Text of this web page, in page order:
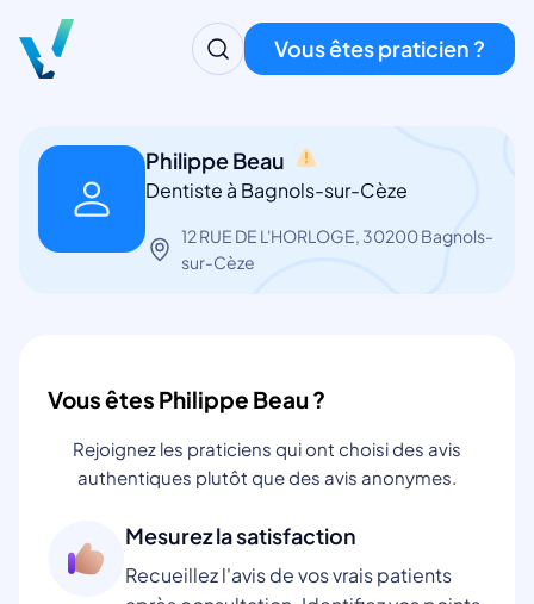
Vous êtes praticien ?
Philippe Beau
Dentiste à Bagnols-sur-Cèze
12 RUE DE L'HORLOGE, 30200 Bagnols-
sur-Cèze
Vous êtes Philippe Beau ?
Rejoignez les praticiens qui ont choisi des avis
authentiques plutôt que des avis anonymes.
Mesurez la satisfaction
Recueillez l'avis de vos vrais patients